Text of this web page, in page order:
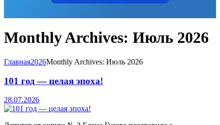
Monthly Archives: Июль 2026
Главная2026Monthly Archives: Июль 2026
101 год — целая эпоха!
28.07.2026